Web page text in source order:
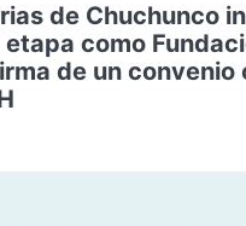
de Chuchunco
etapa como
de un convenio